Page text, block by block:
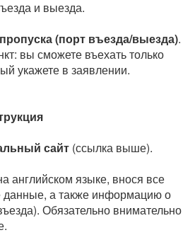
и выезда.
(порт въезда/выезда).
вы сможете въехать только
укажете в заявлении.
сайт (ссылка выше).
английском языке, внося все
данные, а также информацию о
Обязательно внимательно